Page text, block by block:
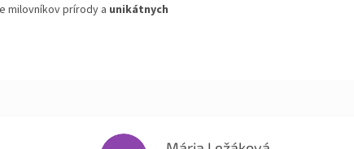
milovníkov prírody a unikátnych